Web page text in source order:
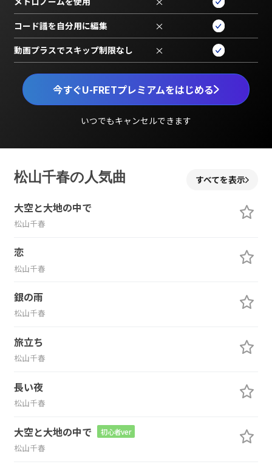
今すぐU-FRETプレミアムをはじめる
いつでもキャンセルできます
コード譜を自分用に編集 ×
動画プラスでスキップ制限なし ×
松山千春の人気曲 すべてを表示
大空と大地の中で
松山千春
恋
松山千春
銀の雨
松山千春
旅立ち
松山千春
長い夜
松山千春
大空と大地の中で 初心者ver
松山千春